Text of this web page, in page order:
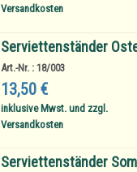
Versandkosten
Serviettenständer
Art.-Nr. : 18/003
13,50 €
inklusive Mwst. und zzgl.
Versandkosten
Serviettenständer